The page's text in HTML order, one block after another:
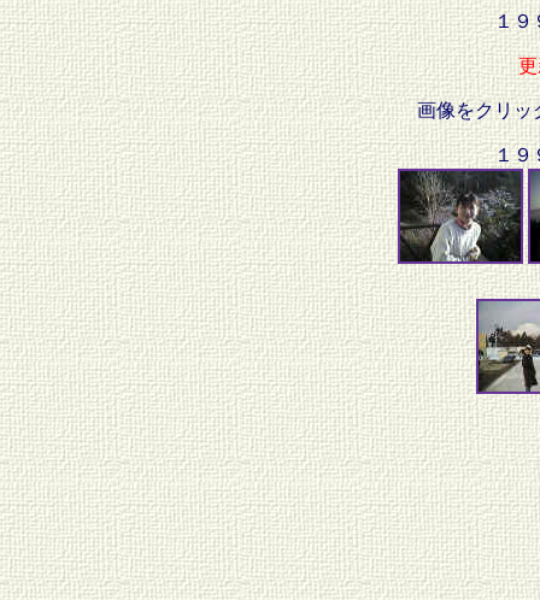
１９
更
画像をクリッ
１